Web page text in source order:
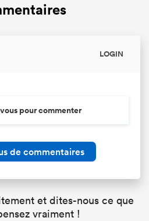
LOGIN
pour commenter
de commentaires
et dites-nous ce que
vraiment !